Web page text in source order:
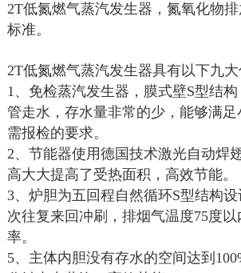
2T低氮燃气蒸汽发生器，氮氧化物
标准。
2T低氮燃气蒸汽发生器具有以下九大
1、免检蒸汽发生器，膜式壁S型结
管走水，存水量非常的少，能够满
需报检的要求。
2、节能器使用德国技术激光自动焊
高大大提高了受热面积，高效节能。
3、炉胆为五回程自然循环S型结构
次往复来回冲刷，排烟气温度75度
率。
5、主体内胆没有存水的空间达到